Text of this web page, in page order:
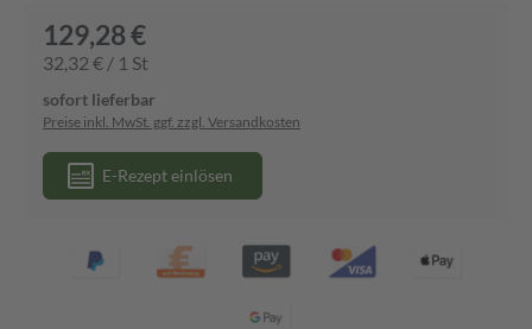
129,28 €
32,32 € / 1 St
sofort lieferbar
Preise inkl. MwSt. ggf. zzgl. Versandkosten
E-Rezept einlösen